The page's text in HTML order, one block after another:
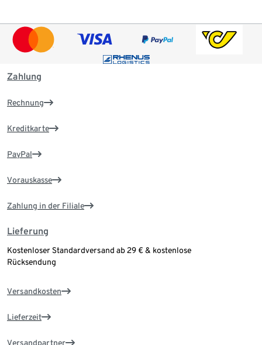
Zahlung
Rechnung
Kreditkarte
PayPal
Vorauskasse
Zahlung in der Filiale
Lieferung
Kostenloser Standardversand ab 29 € & kostenlose
Rücksendung
Versandkosten
Lieferzeit
Versandpartner